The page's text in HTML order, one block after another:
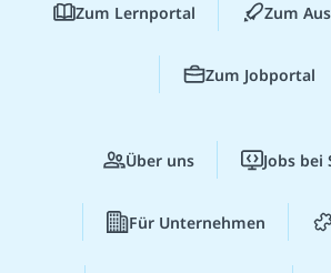
Zum Lernportal Zum
Zum Jobportal
Über uns Jobs bei
Für Unternehmen